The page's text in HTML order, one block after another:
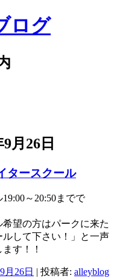
ログ
月26日
タースクール
～20:50までで
望の方はパークに来た
して下さい！」と一声
す！！
月26日 | 投稿者: alleyblog